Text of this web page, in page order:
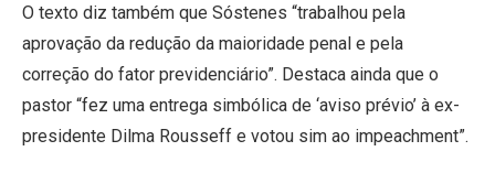
O texto diz também que Sóstenes “trabalhou pela
aprovação da redução da maioridade penal e pela
correção do fator previdenciário”. Destaca ainda que o
pastor “fez uma entrega simbólica de ‘aviso prévio’ à ex-
presidente Dilma Rousseff e votou sim ao impeachment”.